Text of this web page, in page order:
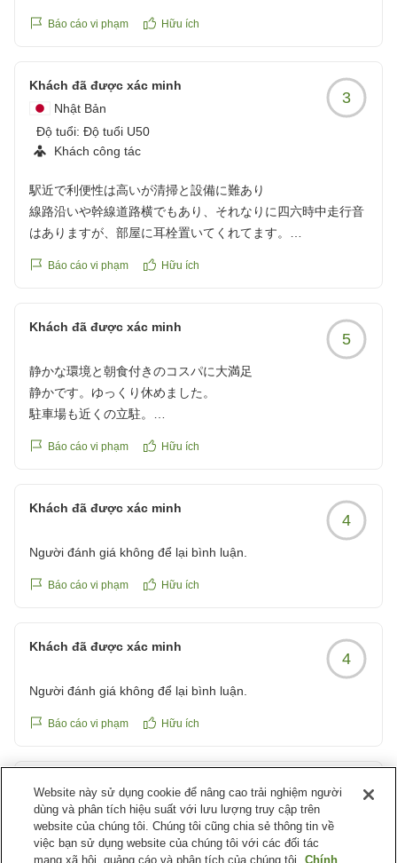
Báo cáo vi phạm Hữu ích
Khách đã được xác minh
Nhật Bản
Độ tuổi: Độ tuổi U50
Khách công tác
3
駅近で利便性は高いが清掃と設備に難あり
線路沿いや幹線道路横でもあり、それなりに四六時中走行音
はありますが、部屋に耳栓置いてくれてます。
説費は古いのは仕方無いですが、ユニットバスの下水臭いの
一階の浴場や無料朝食は値段考えたらリーズナブルですの
で、上記の懸念点が気にならなければ駅近でもあり、飲食街
多数
あるので利便性に長けてます。
クチコミの詳細はこちらから
https://review.travel.rakuten.co.jp/hotel/voice/164641?
reviewId=33123478242156
Báo cáo vi phạm Hữu ích
Khách đã được xác minh
5
静かな環境と朝食付きのコスパに大満足
静かです。ゆっくり休めました。
駐車場も近くの立駐。
朝食付でのコスパ最高です。
https://review.travel.rakuten.co.jp/hotel/voice/164641?
Báo cáo vi phạm Hữu ích
Khách đã được xác minh
4
Người đánh giá không để lại bình luận.
Báo cáo vi phạm Hữu ích
Khách đã được xác minh
4
Người đánh giá không để lại bình luận.
Báo cáo vi phạm Hữu ích
Khách đã được xác minh
朝ごはんが美味しくて大満足
朝ごはん美味しかったです。
Website này sử dụng cookie để nâng cao trải nghiệm người
dùng và phân tích hiệu suất với lưu lượng truy cập trên
website của chúng tôi. Chúng tôi cũng chia sẻ thông tin về
việc bạn sử dụng website của chúng tôi với các đối tác
mạng xã hội, quảng cáo và phân tích của chúng tôi.
Chính